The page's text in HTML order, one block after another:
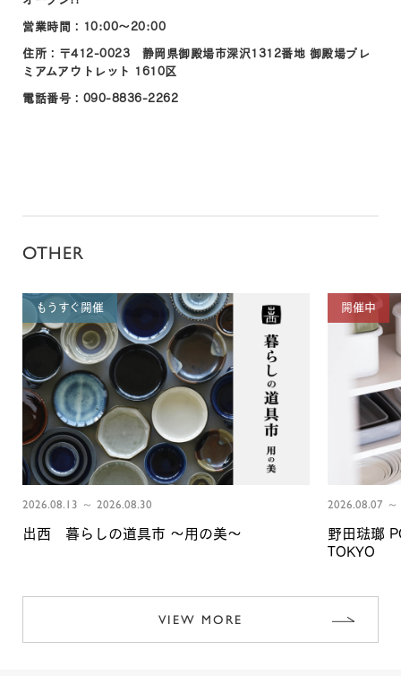
営業時間：10:00～20:00
住所：〒412-0023 静岡県御殿場市深沢1312番地 御殿場プレ
ミアムアウトレット 1610区
電話番号：090-8836-2262
OTHER
もうすぐ開催
2026.08.13 ～ 2026.08.30
出西 暮らしの道具市 〜用の美〜
開催中
2026.08.07
野田琺瑯
TOKYO
VIEW MORE